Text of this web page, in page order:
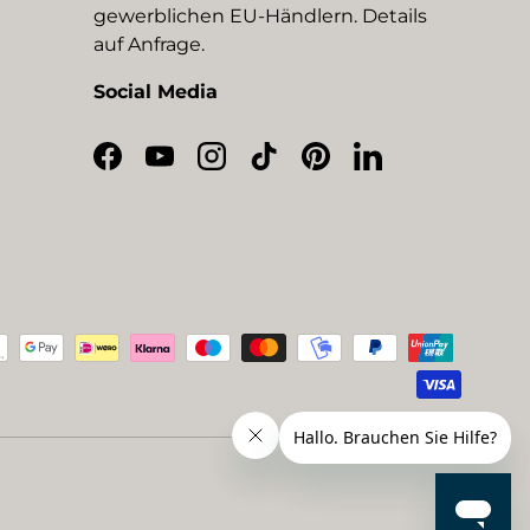
gewerblichen EU-Händlern. Details
auf Anfrage.
Social Media
Facebook
YouTubeInstagram
TikTokPinterestLinkedIn